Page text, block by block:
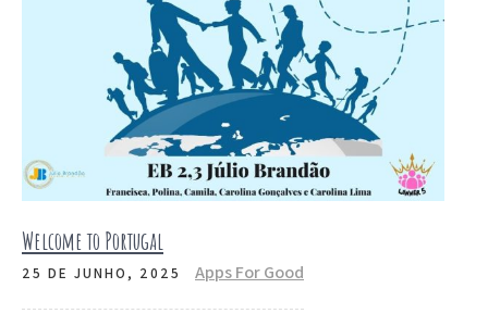
Welcome to Portugal
25 DE JUNHO, 2025 Apps For Good